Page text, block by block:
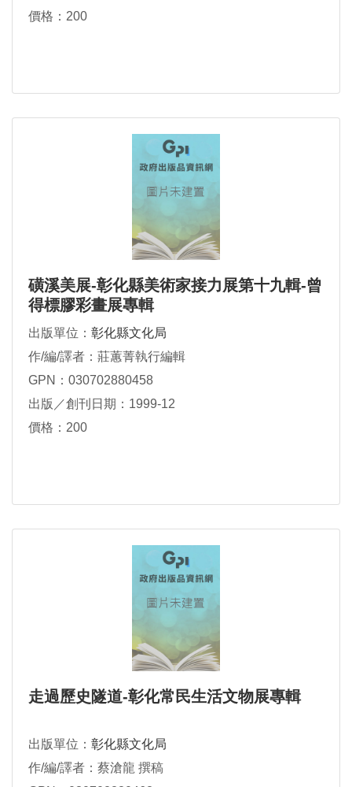
價格：200
磺溪美展-彰化縣美術家接力展第十九輯-曾
得標膠彩畫展專輯
出版單位： 彰化縣文化局
作/編/譯者：莊蕙菁執行編輯
GPN：030702880458
出版／創刊日期：1999-12
價格：200
走過歷史隧道-彰化常民生活文物展專輯
出版單位： 彰化縣文化局
作/編/譯者：蔡滄龍 撰稿